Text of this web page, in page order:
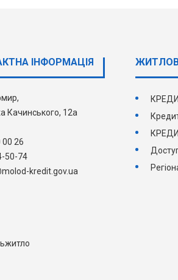
ІНФОРМАЦІЯ
Качинського, 12а
00 26
50-74
kredit.gov.ua